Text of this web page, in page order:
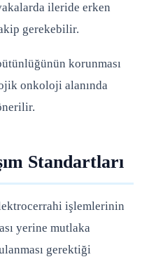
ileride erken
gerekebilir.
korunması
onkoloji alanında
Standartları
işlemlerinin
yerine mutlaka
gerektiği